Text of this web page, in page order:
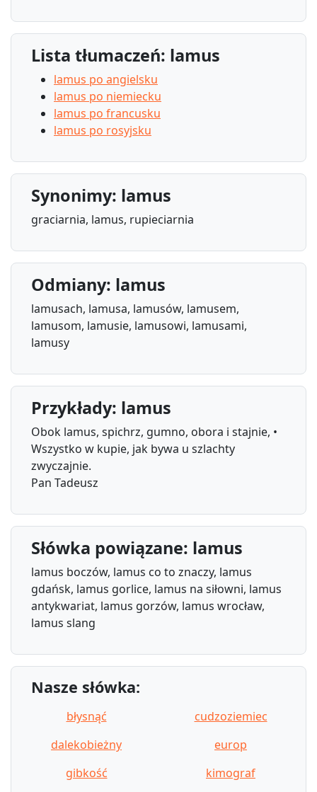
Lista tłumaczeń: lamus
lamus po angielsku
lamus po niemiecku
lamus po francusku
lamus po rosyjsku
Synonimy: lamus
graciarnia, lamus, rupieciarnia
Odmiany: lamus
lamusach, lamusa, lamusów, lamusem,
lamusom, lamusie, lamusowi, lamusami,
lamusy
Przykłady: lamus
Obok lamus, spichrz, gumno, obora i stajnie, •
Wszystko w kupie, jak bywa u szlachty
zwyczajnie.
Pan Tadeusz
Słówka powiązane: lamus
lamus boczów, lamus co to znaczy, lamus
gdańsk, lamus gorlice, lamus na siłowni, lamus
antykwariat, lamus gorzów, lamus wrocław,
lamus slang
Nasze słówka:
błysnąć
cudzoziemiec
dalekobieżny
europ
gibkość
kimograf